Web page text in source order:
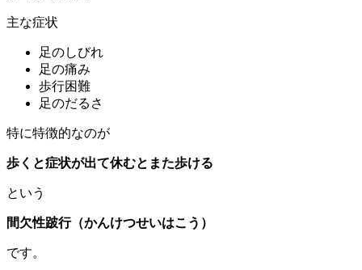
主な症状
足のしびれ
足の痛み
歩行困難
足のだるさ
特に特徴的なのが
歩くと症状が出て休むとまた歩ける
という
間欠性跛行（かんけつせいはこう）
です。